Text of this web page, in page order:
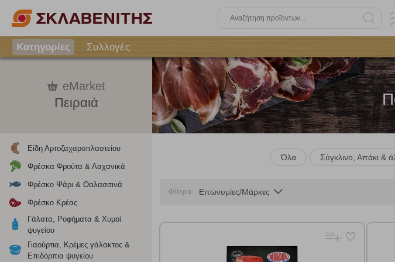
Κατηγορίες
Συλλογές
eMarket
Πειραιά
Είδη Αρτοζαχαροπλαστείου
Φρέσκα Φρούτα & Λαχανικά
Φρέσκο Ψάρι & Θαλασσινά
Φρέσκο Κρέας
Γάλατα, Ροφήματα & Χυμοί
ψυγείου
Γιαούρτια, Κρέμες γάλακτος &
Επιδόρπια ψυγείου
Όλα Σύγκλινο, Απάκι &
Φίλτρα: Επωνυμίες/Μάρκες
Χρησιμοποιήστε τη για πιο
Γράψτε τα προϊόντα που
κλικ στο κουμπί "Αναζήτηση".